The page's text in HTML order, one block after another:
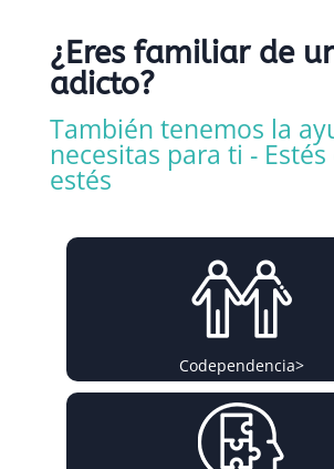
¿Eres familiar de
adicto?
También tenemos la
necesitas para ti -
estés
Codependencia>